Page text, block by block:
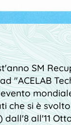
SM
"ACELAB
che si è
dall'8 all'11